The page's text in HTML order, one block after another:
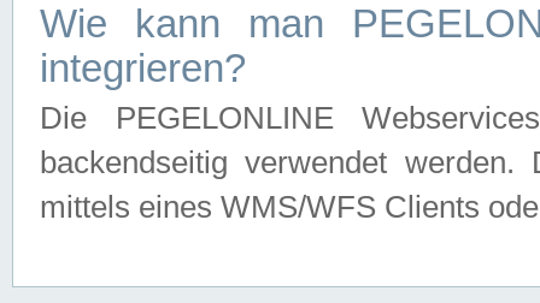
Wie kann man
integrieren?
Die PEGELONLINE
backendseitig verwendet
mittels eines WMS/WFS Clients